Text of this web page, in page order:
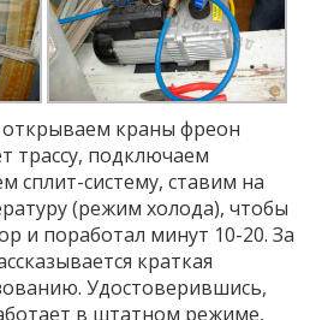
краны фреон
трассу, подключаем
сплит-систему, ставим на
(режим холода), чтобы
и поработал минут 10-20. За
краткая
Удостоверившись,
в штатном режиме,